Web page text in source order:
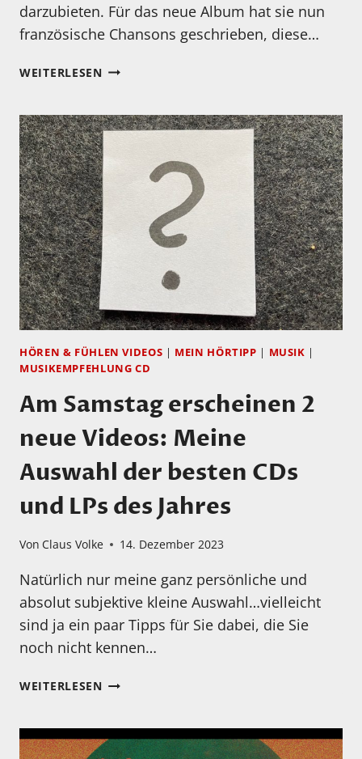
darzubieten. Für das neue Album hat sie nun
französische Chansons geschrieben, diese…
WEITERLESENMEIN
NOUK
–
VERRONÉE
HÖREN & FÜHLEN VIDEOS | MEIN HÖRTIPP | MUSIK |
MUSIKEMPFEHLUNG CD
Am Samstag erscheinen 2
neue Videos: Meine
Auswahl der besten CDs
und LPs des Jahres
Von Claus Volke 14. Dezember 2023
Natürlich nur meine ganz persönliche und
absolut subjektive kleine Auswahl…vielleicht
sind ja ein paar Tipps für Sie dabei, die Sie
noch nicht kennen…
WEITERLESENAM
2